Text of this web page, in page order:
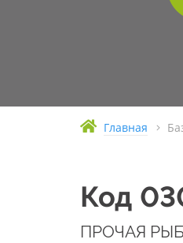
Главная
Код
ПРОЧАЯ